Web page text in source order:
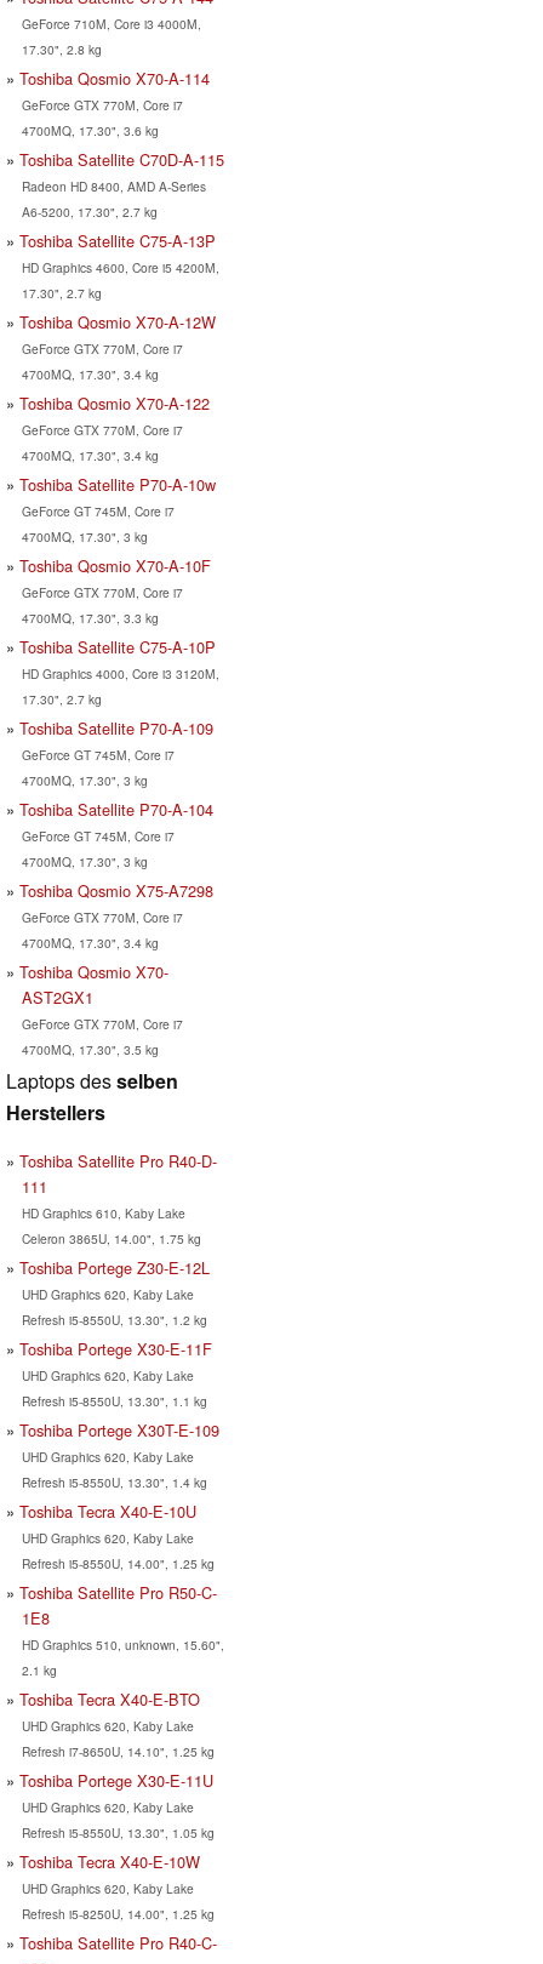
GeForce 710M, Core i3 4000M,
17.30", 2.8 kg
Toshiba Qosmio X70-A-114
GeForce GTX 770M, Core i7
4700MQ, 17.30", 3.6 kg
Toshiba Satellite C70D-A-115
Radeon HD 8400, AMD A-Series
A6-5200, 17.30", 2.7 kg
Toshiba Satellite C75-A-13P
HD Graphics 4600, Core i5 4200M,
17.30", 2.7 kg
Toshiba Qosmio X70-A-12W
GeForce GTX 770M, Core i7
4700MQ, 17.30", 3.4 kg
Toshiba Qosmio X70-A-122
GeForce GTX 770M, Core i7
4700MQ, 17.30", 3.4 kg
Toshiba Satellite P70-A-10w
GeForce GT 745M, Core i7
4700MQ, 17.30", 3 kg
Toshiba Qosmio X70-A-10F
GeForce GTX 770M, Core i7
4700MQ, 17.30", 3.3 kg
Toshiba Satellite C75-A-10P
HD Graphics 4000, Core i3 3120M,
17.30", 2.7 kg
Toshiba Satellite P70-A-109
GeForce GT 745M, Core i7
4700MQ, 17.30", 3 kg
Toshiba Satellite P70-A-104
GeForce GT 745M, Core i7
4700MQ, 17.30", 3 kg
Toshiba Qosmio X75-A7298
GeForce GTX 770M, Core i7
4700MQ, 17.30", 3.4 kg
Toshiba Qosmio X70-
AST2GX1
GeForce GTX 770M, Core i7
4700MQ, 17.30", 3.5 kg
Laptops desselben
Herstellers
Toshiba Satellite Pro R40-D-
111
HD Graphics 610, Kaby Lake
Celeron 3865U, 14.00", 1.75 kg
Toshiba Portege Z30-E-12L
UHD Graphics 620, Kaby Lake
Refresh i5-8550U, 13.30", 1.2 kg
Toshiba Portege X30-E-11F
UHD Graphics 620, Kaby Lake
Refresh i5-8550U, 13.30", 1.1 kg
Toshiba Portege X30T-E-109
UHD Graphics 620, Kaby Lake
Refresh i5-8550U, 13.30", 1.4 kg
Toshiba Tecra X40-E-10U
UHD Graphics 620, Kaby Lake
Refresh i5-8550U, 14.00", 1.25 kg
Toshiba Satellite Pro R50-C-
1E8
HD Graphics 510, unknown, 15.60",
2.1 kg
Toshiba Tecra X40-E-BTO
UHD Graphics 620, Kaby Lake
Refresh i7-8650U, 14.10", 1.25 kg
Toshiba Portege X30-E-11U
UHD Graphics 620, Kaby Lake
Refresh i5-8550U, 13.30", 1.05 kg
Toshiba Tecra X40-E-10W
UHD Graphics 620, Kaby Lake
Refresh i5-8250U, 14.00", 1.25 kg
Toshiba Satellite Pro R40-C-